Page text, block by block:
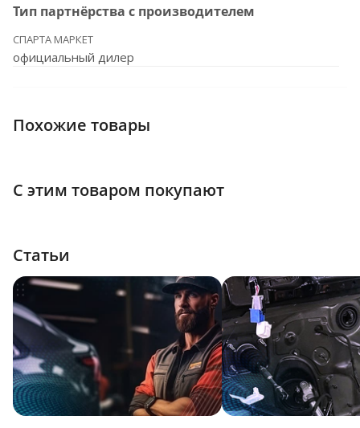
Тип партнёрства с производителем
СПАРТА МАРКЕТ
официальный дилер
Похожие товары
С этим товаром покупают
Статьи